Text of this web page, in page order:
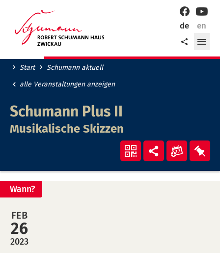
Stadt
de
en
Teilen
Facebook
Start
Schumann aktuell
alle Veranstaltungen anzeigen
Schumann Plus II
Musikalische Skizzen
QR-
Code
Teilen
Wann?
FEB
26
2023